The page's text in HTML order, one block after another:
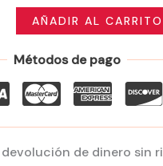
AÑADIR AL CARRITO
Métodos de pago
devolución de dinero sin